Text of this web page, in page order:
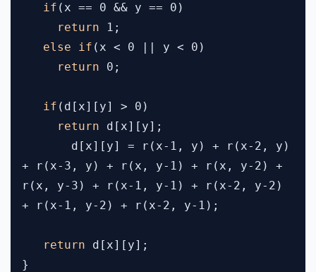
if (x == 0 && y == 0)
return
1;
else if (x < 0 || y < 0)
return 0;
if (d[x][y] > 0)
return d[x][y];
d[x][y] = r(x-1, y) + r(x-2, y)
+ r(x-3, y) + r(x, y-1) + r(x, y-2) +
r(x, y-3) + r(x-1, y-1) + r(x-2, y-2)
+ r(x-1, y-2) + r(x-2, y-1);
return d[x][y];
}